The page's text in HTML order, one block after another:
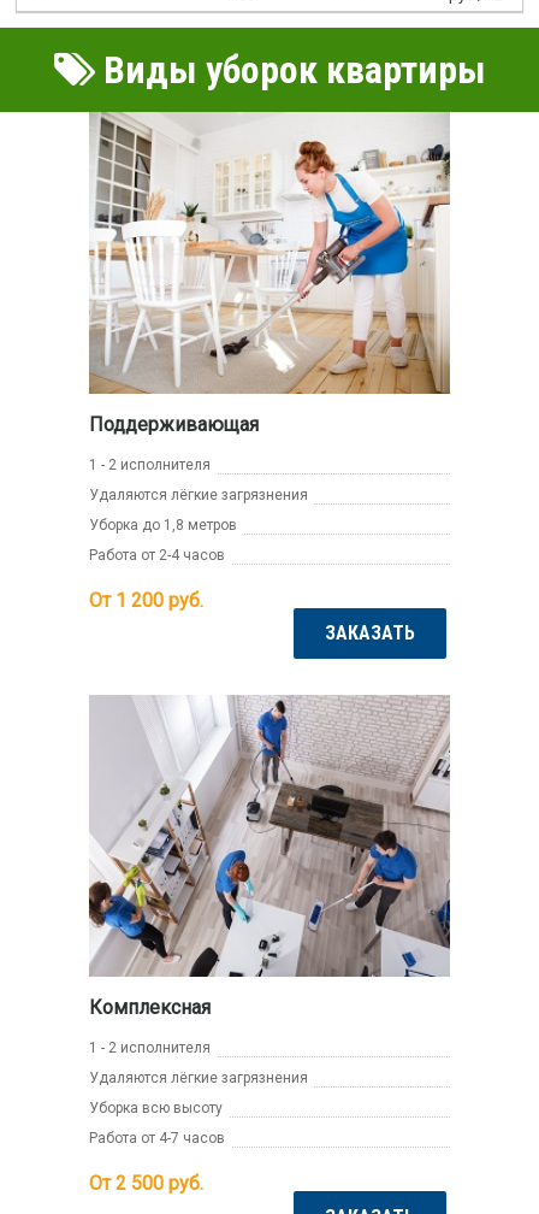
Виды уборок квартиры
Поддерживающая
1 - 2 исполнителя
Удаляются лёгкие загрязнения
Уборка до 1,8 метров
Работа от 2-4 часов
От 1 200 руб.
ЗАКАЗАТЬ
Комплексная
1 - 2 исполнителя
Удаляются лёгкие загрязнения
Уборка всю высоту
Работа от 4-7 часов
От 2 500 руб.